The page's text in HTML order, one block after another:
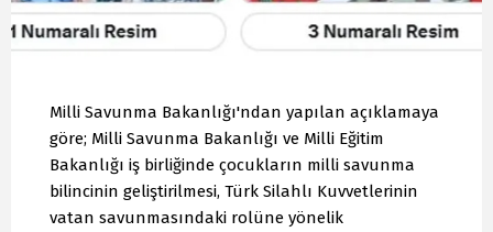
Milli Savunma Bakanlığı'ndan yapılan açıklamaya
göre; Milli Savunma Bakanlığı ve Milli Eğitim
Bakanlığı iş birliğinde çocukların milli savunma
bilincinin geliştirilmesi, Türk Silahlı Kuvvetlerinin
vatan savunmasındaki rolüne yönelik